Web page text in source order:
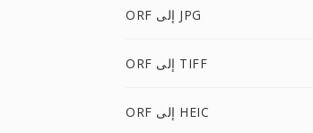
ORF إلى JPG
ORF إلى TIFF
ORF إلى HEIC